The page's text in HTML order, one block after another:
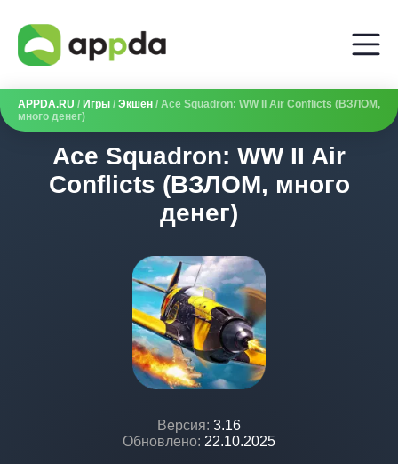
APPDA.RU / Игры / Экшен / Ace Squadron: WW II Air Conflicts (ВЗЛОМ,
много денег)
Ace Squadron: WW II Air
Conflicts (ВЗЛОМ, много
денег)
Версия: 3.16
Обновлено: 22.10.2025